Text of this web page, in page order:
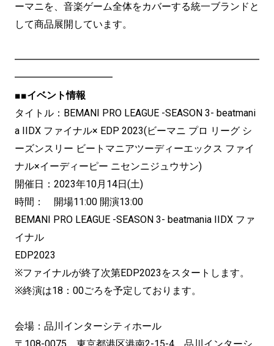
ーマニを、音楽ゲーム全体をカバーする統一ブランドと
して商品展開しています。
━━━━━━━━━━━━━━━━━━━━━━━━━
━━━━━━━━━━
■■イベント情報
タイトル：BEMANI PRO LEAGUE -SEASON 3- beatmani
a IIDX ファイナル× EDP 2023(ビーマニ プロ リーグ シ
ーズンスリー ビートマニアツーディーエックス ファイ
ナル×イーディーピー ニセンニジュウサン)
開催日：2023年10月14日(土)
時間： 開場11:00 開演13:00
BEMANI PRO LEAGUE -SEASON 3- beatmania IIDX ファ
イナル
EDP2023
※ファイナルが終了次第EDP2023をスタートします。
※終演は18：00ごろを予定しております。
会場：品川インターシティホール